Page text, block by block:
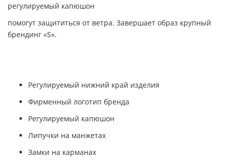
регулируемый капюшон
помогут защититься от ветра. Завершает образ крупный
брендинг «S».
Регулируемый нижний край изделия
Фирменный логотип бренда
Регулируемый капюшон
Липучки на манжетах
Замки на карманах